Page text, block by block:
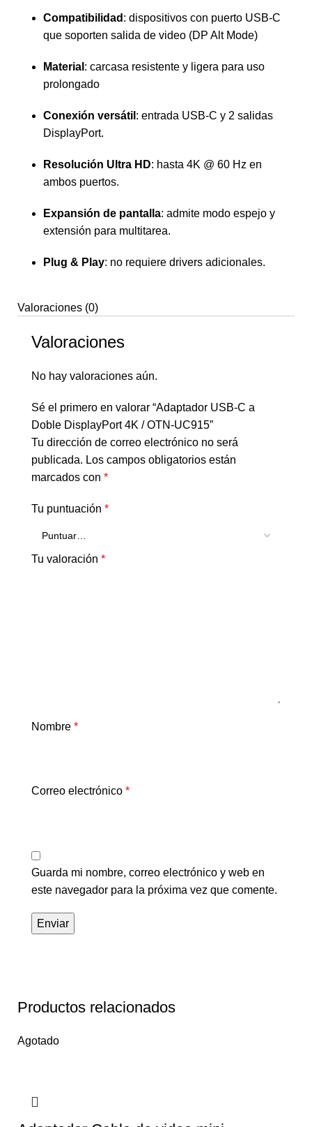
Compatibilidad : dispositivos con puerto USB-C
que soporten salida de video (DP Alt Mode)
Material : carcasa resistente y ligera para uso
prolongado
Conexión versátil : entrada USB-C y 2 salidas
DisplayPort.
Resolución Ultra HD: hasta 4K @ 60 Hz en
ambos puertos.
Expansión de pantalla: admite modo espejo y
extensión para multitarea.
Plug & Play: no requiere drivers adicionales.
Valoraciones (0)
Valoraciones
No hay valoraciones aún.
Sé el primero en valorar “Adaptador USB-C a
Doble DisplayPort 4K / OTN-UC915”
Tu dirección de correo electrónico no será
publicada. Los campos obligatorios están
marcados con *
Tu puntuación *
Tu valoración *
Nombre *
Correo electrónico *
Guarda mi nombre, correo electrónico y web en
este navegador para la próxima vez que comente.
Productos relacionados
Agotado